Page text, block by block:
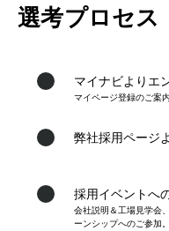
選考プロセス
マイナビよりエ
マイページ登録のご案
弊社採用ページ
採用イベントへ
会社説明＆工場見学会
ーンシップへのご参加。